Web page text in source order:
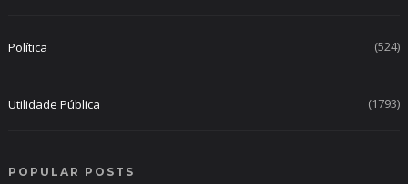
Política (524)
Utilidade Pública (1793)
POPULAR POSTS